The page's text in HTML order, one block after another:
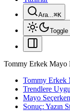
Ara...⌘K
Toggle
Tommy Erkek Mayo
Tommy Erkek
Trendlere
Mayo
Sonuç: Yazın